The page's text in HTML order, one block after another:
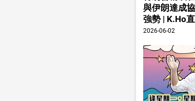
與伊朗達成
強勢 | K.Ho
2026-06-02